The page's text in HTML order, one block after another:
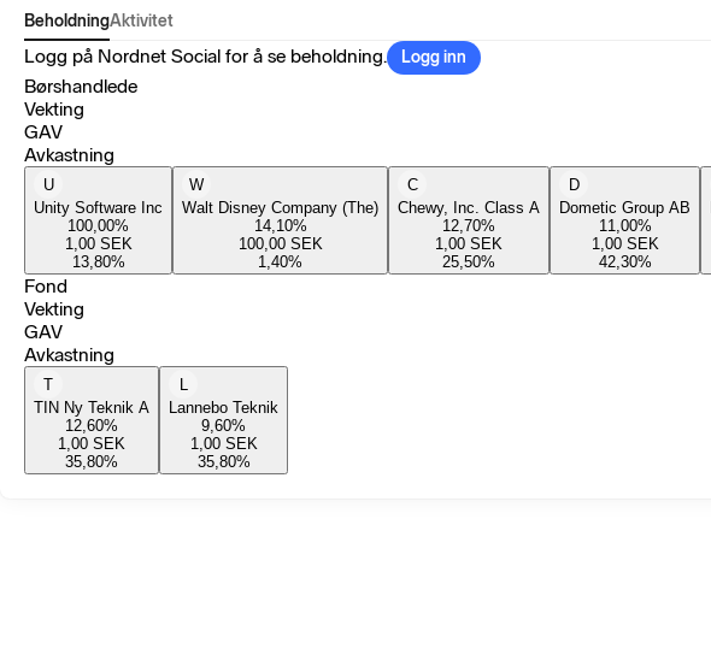
BeholdningAktivitet
Logg på Nordnet Social for å se beholdning. Logg inn
Børshandlede
Vekting
GAV
Avkastning
U
Unity Software Inc
100,00%
1,00 SEK
13,80%
W
Walt Disney Company (The)
14,10%
100,00 SEK
1,40%
C
Chewy, Inc. Class A
12,70%
1,00 SEK
25,50%
D
Dometic Group AB
11,00%
1,00 SEK
42,30%
Fond
Vekting
GAV
Avkastning
T
TIN Ny Teknik A
12,60%
1,00 SEK
35,80%
L
Lannebo Teknik
9,60%
1,00 SEK
35,80%